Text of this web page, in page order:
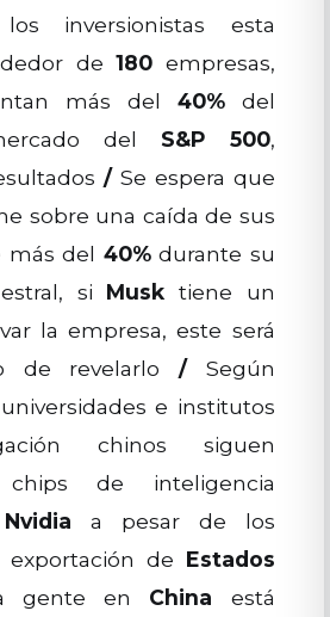
inversionistas esta
de180 empresas,
más del 40%del
del S&P 500,
/Se espera que
sobre una caída de sus
más del 40%durante su
si Musk tiene un
la empresa, este será
de revelarlo /Según
e institutos
chinos siguen
chips de inteligencia
Nvidia a pesar de los
de Estados
gente en China está